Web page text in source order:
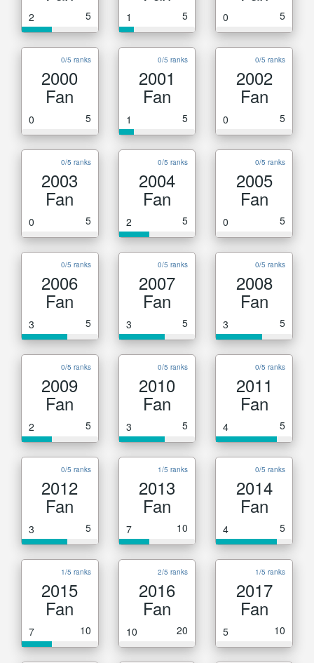
2 5 1 5 0 5
0/5 ranks
2000
Fan
0 5
0/5 ranks
2001
Fan
1 5
0/5 ranks
2002
Fan
0 5
0/5 ranks
2003
Fan
0 5
0/5 ranks
2004
Fan
2 5
0/5 ranks
2005
Fan
0 5
0/5 ranks
2006
Fan
3 5
0/5 ranks
2007
Fan
3 5
0/5 ranks
2008
Fan
3 5
0/5 ranks
2009
Fan
2 5
0/5 ranks
2010
Fan
3 5
0/5 ranks
2011
Fan
4 5
0/5 ranks
2012
Fan
3 5
1/5 ranks
2013
Fan
7 10
0/5 ranks
2014
Fan
4 5
1/5 ranks
2015
Fan
7 10
2/5 ranks
2016
Fan
10 20
1/5 ranks
2017
Fan
5 10